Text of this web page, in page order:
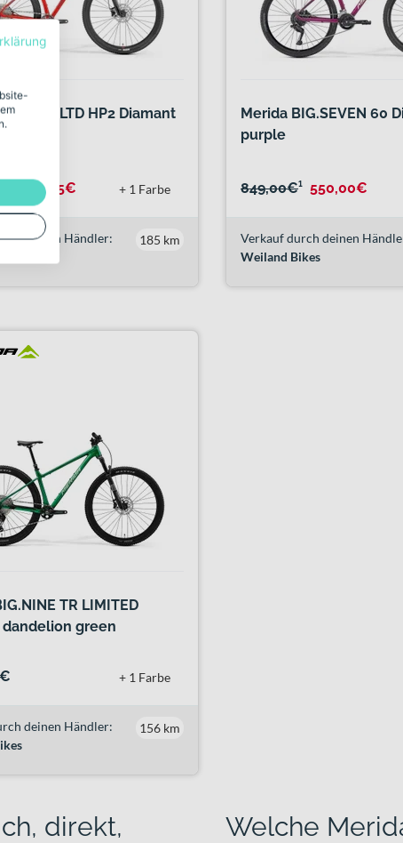
LTD HP2 Diamant
red
811,85€ + 1 Farbe
deinen Händler:
185 km
Merida BIG.SEVEN 60
purple
849,00€¹ 550,00€
Verkauf durch deinen
Weiland Bikes
TR LIMITED
dandelion green
+ 1 Farbe
deinen Händler:
156 km
direkt,
Welche